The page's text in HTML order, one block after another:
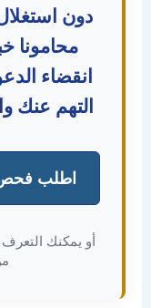
دون استغلال
محامونا خبراء
انقضاء الدعوى
التهم عنك
اطلب فحص
يمكنك التعرف على
من خلال